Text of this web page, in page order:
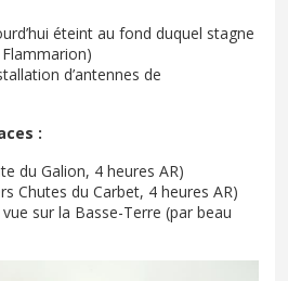
éteint au fond duquel stagne
d’antennes de
:
du Galion, 4 heures AR)
Chutes du Carbet, 4 heures AR)
sur la Basse-Terre (par beau